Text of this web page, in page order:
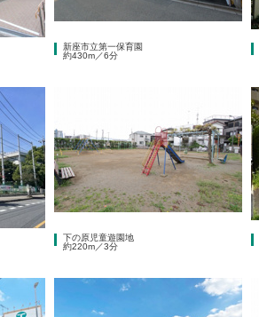
新座市立第一保育園
約430m／6分
下の原児童遊園地
約220m／3分